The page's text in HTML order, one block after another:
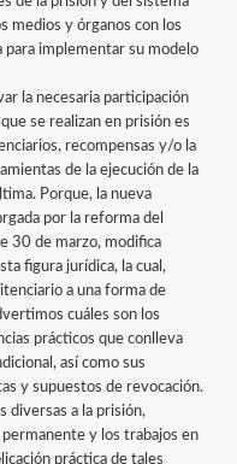
medios y órganos con los
implementar su modelo
la necesaria participación
se realizan en prisión es
recompensas y/o la
de la ejecución de la
Porque, la nueva
por la reforma del
30 de marzo, modifica
figura jurídica, la cual,
a una forma de
cuáles son los
prácticos que conlleva
así como sus
y supuestos de revocación.
diversas a la prisión,
y los trabajos en
práctica de tales